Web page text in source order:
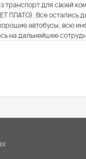
транспорт для своей
ПЛАТО). Все остались
автобусы, всю
на дальнейшее